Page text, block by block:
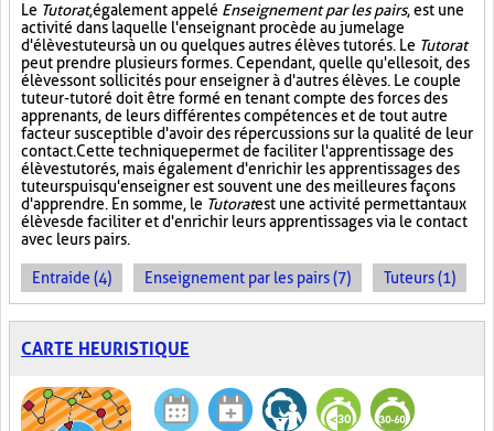
Le Tutorat, également appelé Enseignement par les pairs, est une
activité dans laquelle l'enseignant procède au jumelage
d'élèves tuteurs à un ou quelques autres élèves tutorés. Le Tutorat
peut prendre plusieurs formes. Cependant, quelle qu'elle soit, des
élèves sont sollicités pour enseigner à d'autres élèves. Le couple
tuteur-tutoré doit être formé en tenant compte des forces des
apprenants, de leurs différentes compétences et de tout autre
facteur susceptible d'avoir des répercussions sur la qualité de leur
contact. Cette technique permet de faciliter l'apprentissage des
élèves tutorés, mais également d'enrichir les apprentissages des
tuteurs puisqu'enseigner est souvent une des meilleures façons
d'apprendre. En somme, le Tutoratest une activité permettant aux
élèves de faciliter et d'enrichir leurs apprentissages via le contact
avec leurs pairs.
Entraide (4) Enseignement par les pairs (7) Tuteurs (1)
CARTE HEURISTIQUE